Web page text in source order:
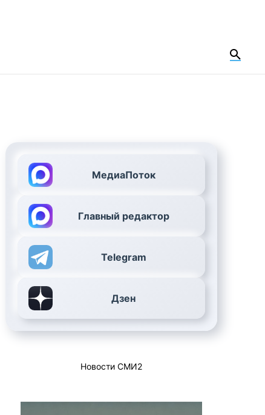
МедиаПоток
Главный редактор
Telegram
Дзен
Новости СМИ2